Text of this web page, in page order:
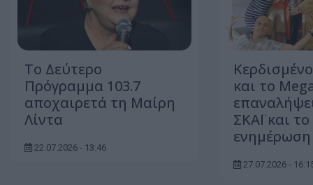
Το Δεύτερο
Πρόγραμμα 103.7
αποχαιρετά τη Μαίρη
Λίντα
22.07.2026 - 13:46
και το
ΣΚΑΪ και
ενημέρωση
27.07.2026 -